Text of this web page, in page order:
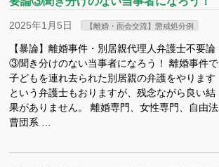
2025年1月5日 【離婚・面会交流】懲戒処分例
【暴論】離婚事件・別居親代理人弁護士不要論
③聞き分けのない当事者になろう！ 離婚事件で
子どもを連れ去られた別居親の弁護をやります
という弁護士もおりますが、残念ながら良い結
果がありません。 離婚専門、女性専門、自由法
曹団系 …